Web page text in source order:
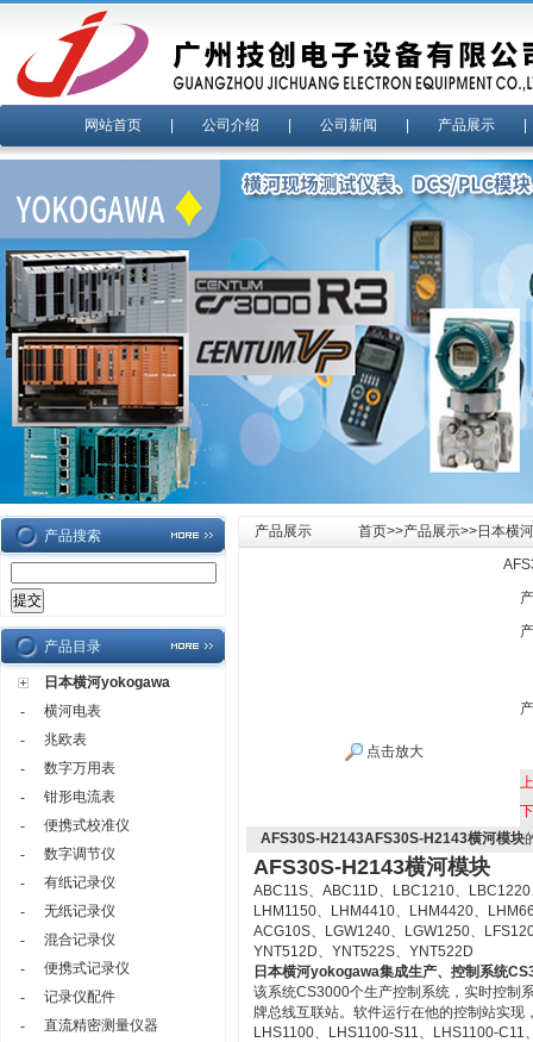
网站首页 公司介绍 公司新闻 产品展示
产品搜索
产品目录
日本横河yokogawa
-
横河电表
-
兆欧表
-
数字万用表
-
钳形电流表
-
便携式校准仪
-
数字调节仪
-
有纸记录仪
-
无纸记录仪
-
混合记录仪
-
便携式记录仪
-
记录仪配件
-
直流精密测量仪器
产品展示 首页>>产品展示>>日本横
点击放大
AFS30S-H2143AFS30S-H2143横河模块
AFS30S-H2143横河模块
ABC11S、ABC11D、LBC1210、
LHM1150、LHM4410、LHM4420、
ACG10S、LGW1240、LGW1250、
YNT512D、YNT522S、YNT522D
日本横河yokogawa集成生产、控制系统
该系统CS3000个生产控制系统，实时控制
牌总线互联站。软件运行在他的控制站实
LHS1100、LHS1100-S11、LHS1100-